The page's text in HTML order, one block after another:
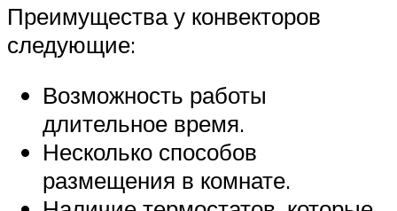
Преимущества у конвекторов
следующие:
Возможность работы
длительное время.
Несколько способов
размещения в комнате.